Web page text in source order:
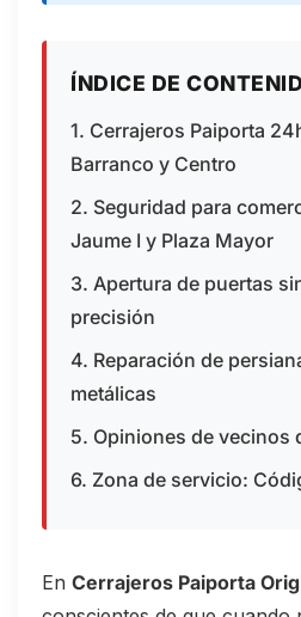
ÍNDICE DE
1. Cerrajeros Paiporta
Barranco y Centro
2. Seguridad para
Jaume I y Plaza Mayor
3. Apertura de puertas
precisión
4. Reparación de
metálicas
5. Opiniones de vecinos
6. Zona de servicio:
En Cerrajeros Paiporta